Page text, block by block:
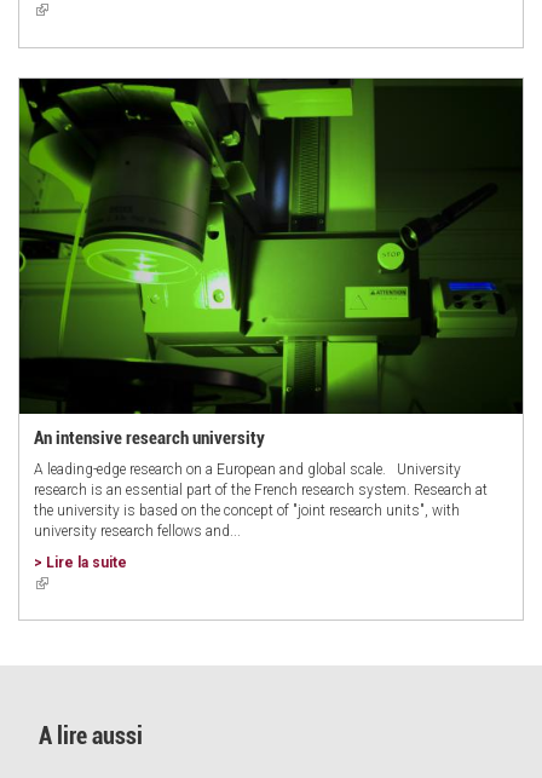
(link
external)
An intensive research university
A leading-edge research on a European and global scale. University
research is an essential part of the French research system. Research at
the university is based on the concept of "joint research units", with
university research fellows and...
> Lire la suite
(link
external)
A lire aussi